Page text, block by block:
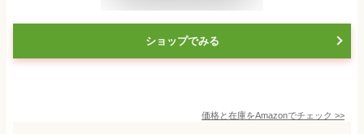
ショップでみる
価格と在庫をAmazonでチェック >>